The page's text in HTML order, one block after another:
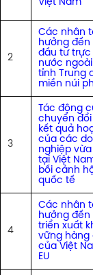
Việt Nam
2
Các nhân
hưởng
đầu tư trực
nước
tỉnh Trung
miền núi
3
Tác động
chuyển đổi
kết quả
của các
nghiệp
tại Việt
bối cảnh
quốc tế
4
Các nhân
hưởng đến
triển xuất
vững hàng
của Việt
EU